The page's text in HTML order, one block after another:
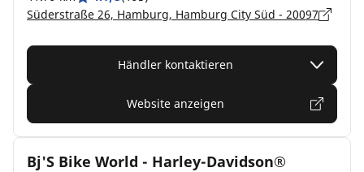
Süderstraße 26, Hamburg, Hamburg City Süd - 20097
Händler kontaktieren
Website anzeigen
Bj'S Bike World - Harley-Davidson®